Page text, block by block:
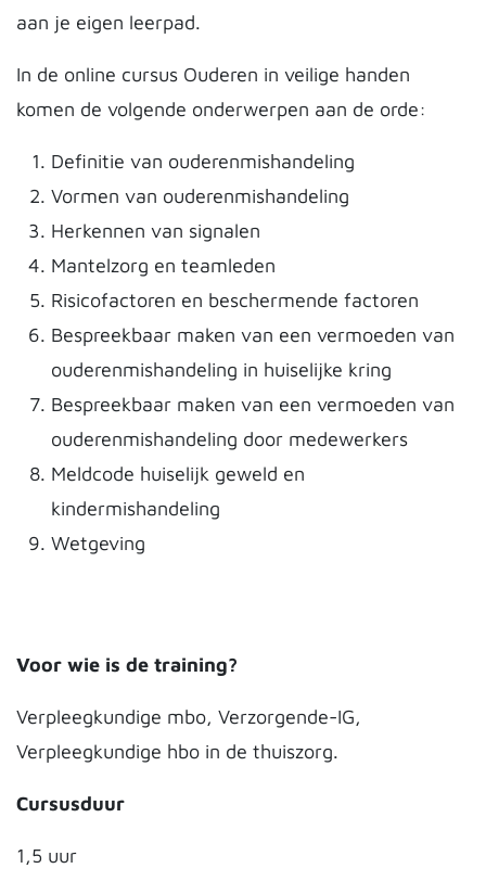
aan je eigen leerpad.
In de online cursus Ouderen in veilige handen
komen de volgende onderwerpen aan de orde:
Definitie van ouderenmishandeling
Vormen van ouderenmishandeling
Herkennen van signalen
Mantelzorg en teamleden
Risicofactoren en beschermende factoren
Bespreekbaar maken van een vermoeden van
ouderenmishandeling in huiselijke kring
Bespreekbaar maken van een vermoeden van
ouderenmishandeling door medewerkers
Meldcode huiselijk geweld en
kindermishandeling
Wetgeving
Voor wie is de training?
Verpleegkundige mbo, Verzorgende-IG,
Verpleegkundige hbo in de thuiszorg.
Cursusduur
1,5 uur